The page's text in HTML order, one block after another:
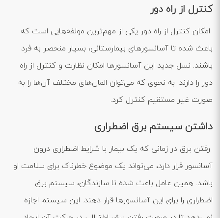
کنترل از راه دور
امکان کنترل از راه دور یکی از مهم‌ترین مولفه‌هایی است که
باعث شده تا آسانسورهای بیمارستانی، بسیار منحصر به فرد
باشند. نسل جدید این آسانسورها امکان نظارت و کنترل از راه
دور را دارند. به نحوی که می‌توان المان‌های مختلف آن‌ها را به
صورت غیر مستقیم کنترل کرد.
داشتن سیستم برق اضطراری
رفتن برق در زمانی که یک بیمار با شرایط اضطراری درون
آسانسور قرار دارد، می‌تواند یک موضوع خطرناک برای سلامت او
باشد. همین عامل باعث شده تا سازندگان، سیستم برق
اضطراری را برای این آسانسورها قرار دهند. این سیستم اجازه